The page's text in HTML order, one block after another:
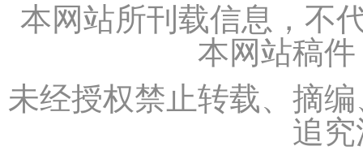
本网站所刊载信息，不
本网站稿
未经授权禁止转载、摘
追